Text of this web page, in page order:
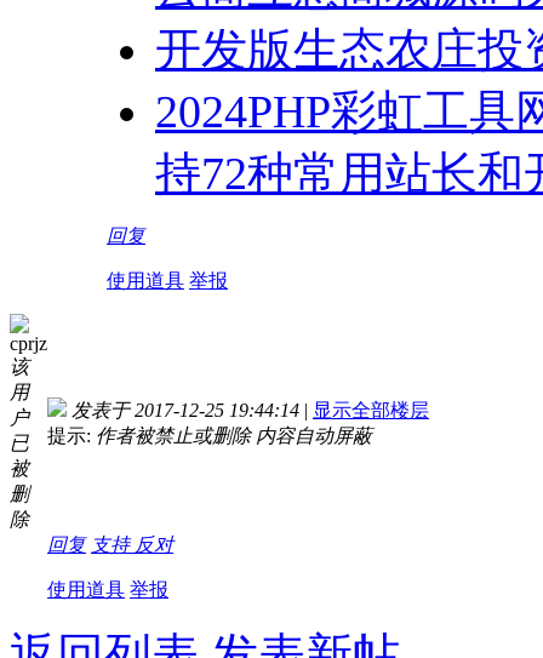
开发版生态农庄投
2024PHP彩虹工
持72种常用站长和
回复
使用道具 举报
cprjz
该
用
户
已
被
删
除
发表于 2017-12-25 19:44:14 | 显示全部楼层
提示: 作者被禁止或删除 内容自动屏蔽
回复 支持 反对
使用道具 举报